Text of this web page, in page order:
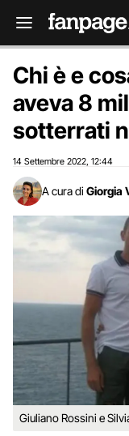
Chi è e
aveva 8
sotterrati
14 Settembre 2022 12:44
A cura di Giorgia
Giuliano Rossini e